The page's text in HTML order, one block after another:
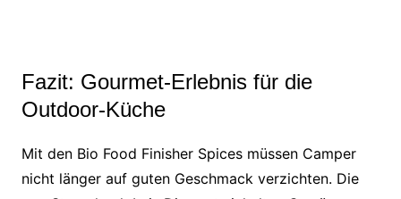
Fazit: Gourmet-Erlebnis für die
Outdoor-Küche
Mit den Bio Food Finisher Spices müssen Camper
nicht länger auf guten Geschmack verzichten. Die